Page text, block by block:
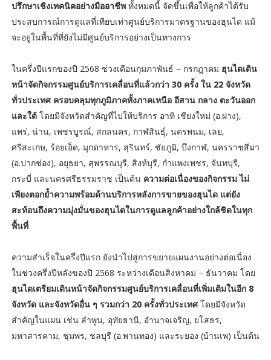
ปรึกษาเชิงเทคนิคอย่างมืออาชีพ ทั้งหมดนี้ จัดขึ้นเพื่อให้ลูกค้าได้รับ
ประสบการณ์การดูแลที่เทียบเท่าศูนย์บริการมาตรฐานของฮุนได แม้
จะอยู่ในพื้นที่ที่ยังไม่มีศูนย์บริการอย่างเป็นทางการ
ในครึ่งปีแรกของปี 2568 ช่วงเดือนกุมภาพันธ์ – กรกฎาคม ฮุนไดเดิน
หน้าจัดกิจกรรมศูนย์บริการเคลื่อนที่แล้วกว่า 30 ครั้ง ใน 22 จังหวัด
ทั่วประเทศ ครอบคลุมทุกภูมิภาคทั้งภาคเหนือ อีสาน กลาง ตะวันออก
และใต้ โดยมีจังหวัดสำคัญที่ไปให้บริการ อาทิ เชียงใหม่ (อ.ฝาง),
แพร่, น่าน, เพชรบูรณ์, สกลนคร, กาฬสินธุ์, นครพนม, เลย,
ศรีสะเกษ, ร้อยเอ็ด, มุกดาหาร, สุรินทร์, ชัยภูมิ, บึงกาฬ, นครราชสีมา
(อ.ปากช่อง), อยุธยา, สุพรรณบุรี, สิงห์บุรี, กำแพงเพชร, จันทบุรี,
กระบี่ และนครศรีธรรมราช เป็นต้น ความต่อเนื่องของกิจกรรม ไม่
เพียงตอกย้ำความพร้อมด้านบริการหลังการขายของฮุนได แต่ยัง
สะท้อนถึงความมุ่งมั่นของฮุนไดในการดูแลลูกค้าอย่างใกล้ชิดในทุก
พื้นที่
ความสำเร็จในครึ่งปีแรก ยังนำไปสู่การขยายแผนงานอย่างต่อเนื่อง
ในช่วงครึ่งปีหลังของปี 2568 ระหว่างเดือนสิงหาคม – ธันวาคม โดย
ฮุนไดเตรียมเดินหน้าจัดกิจกรรมศูนย์บริการเคลื่อนที่เพิ่มเติมในอีก 8
จังหวัด และจังหวัดอื่น ๆ รวมกว่า 20 ครั้งทั่วประเทศโดยมีจังหวัด
สำคัญในแผน เช่น ลำพูน, อุทัยธานี, อำนาจเจริญ, ยโสธร,
มหาสารคาม, ชุมพร, ชลบุรี (อ.พานทอง) และระยอง (บ้านเพ) เป็นต้น